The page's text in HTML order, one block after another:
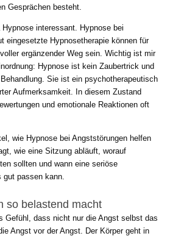
Gesprächen besteht.
interessant. Hypnose bei
eingesetzte Hypnosetherapie können für
ergänzender Weg sein. Wichtig ist mir
Hypnose ist kein Zaubertrick und
Sie ist ein psychotherapeutisch
Aufmerksamkeit. In diesem Zustand
und emotionale Reaktionen oft
wie Hypnose bei Angststörungen helfen
wie eine Sitzung abläuft, worauf
sollten und wann eine seriöse
gut passen kann.
so belastend macht
Gefühl, dass nicht nur die Angst selbst das
Angst vor der Angst. Der Körper geht in